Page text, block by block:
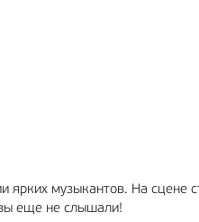
музыкантов. На сцене
еще не слышали!